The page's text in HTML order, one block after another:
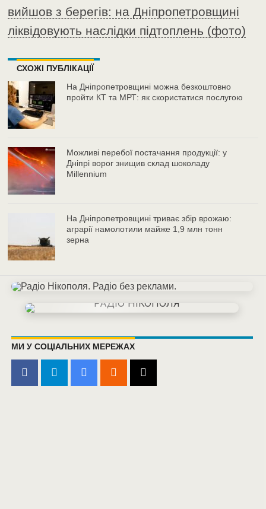
вийшов з берегів: на Дніпропетровщині
ліквідовують наслідки підтоплень (фото)
СХОЖІ ПУБЛІКАЦІЇ
На Дніпропетровщині можна безкоштовно
пройти КТ та МРТ: як скористатися послугою
Можливі перебої постачання продукції: у
Дніпрі ворог знищив склад шоколаду
Millennium
На Дніпропетровщині триває збір врожаю:
аграрії намолотили майже 1,9 млн тонн
зерна
МИ У СОЦІАЛЬНИХ МЕРЕЖАХ